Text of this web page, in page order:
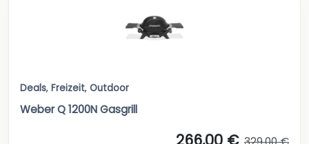
Deals, Freizeit, Outdoor
Weber Q 1200N Gasgrill